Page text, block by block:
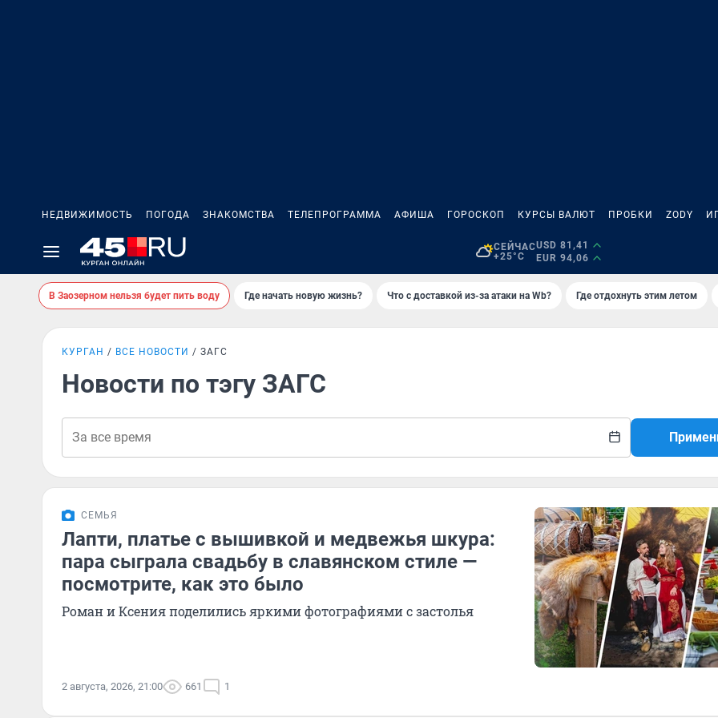
НЕДВИЖИМОСТЬ ПОГОДА ЗНАКОМСТВА ТЕЛЕПРОГРАММА АФИША ГОРОСКОП КУРСЫ ВАЛЮТ ПРОБКИ ZODY
СЕЙЧАС
+25°C
USD 81,41
EUR 94,06
В Заозерном нельзя будет пить воду Где начать новую жизнь? Что с доставкой из-за атаки на Wb? Где отдохнуть этим летом
КУРГАН ВСЕ НОВОСТИ ЗАГС
Новости по тэгу ЗАГС
СЕМЬЯ
Лапти, платье с вышивкой и медвежья шкура:
пара сыграла свадьбу в славянском стиле —
посмотрите, как это было
Роман и Ксения поделились яркими фотографиями с застолья
2 августа, 2026, 21:00 661 1